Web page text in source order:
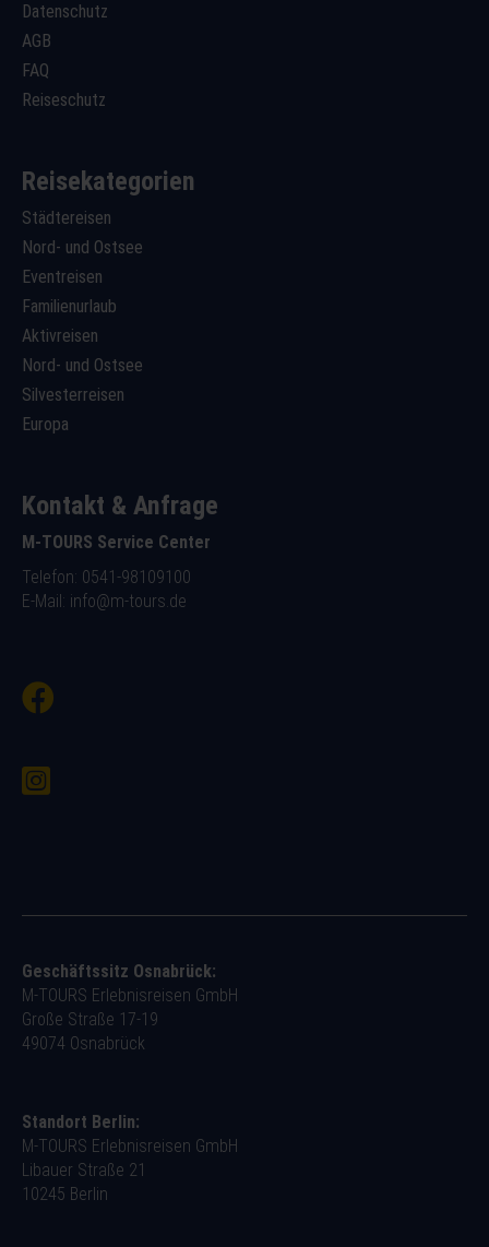
Datenschutz
AGB
FAQ
Reiseschutz
Reisekategorien
Städtereisen
Nord- und Ostsee
Eventreisen
Familienurlaub
Aktivreisen
Nord- und Ostsee
Silvesterreisen
Europa
Kontakt & Anfrage
M-TOURS Service Center
Telefon: 0541-98109100
E-Mail: info@m-tours.de
Geschäftssitz Osnabrück:
M-TOURS Erlebnisreisen GmbH
Große Straße 17-19
49074 Osnabrück
Standort Berlin:
M-TOURS Erlebnisreisen GmbH
Libauer Straße 21
10245 Berlin